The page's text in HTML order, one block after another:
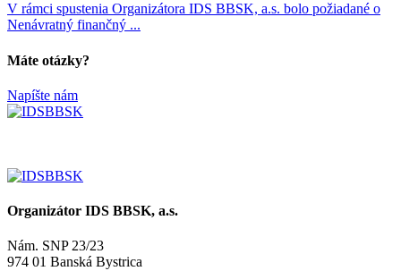
V rámci spustenia Organizátora IDS BBSK, a.s. bolo požiadané o
Nenávratný finančný ...
Máte otázky?
Napíšte nám
Organizátor IDS BBSK, a.s.
Nám. SNP 23/23
974 01 Banská Bystrica